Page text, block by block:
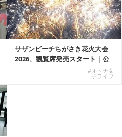
サザンビーチちがさき花火大会
2026、観覧席発売スタート｜公
#オトナ女
子ライフ